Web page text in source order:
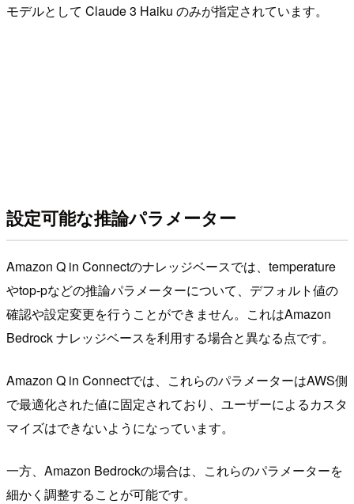
モデルとして Claude 3 Haiku のみが指定されています。
設定可能な推論パラメーター
Amazon Q in Connectのナレッジベースでは、temperature
やtop-pなどの推論パラメーターについて、デフォルト値の
確認や設定変更を行うことができません。これはAmazon
Bedrock ナレッジベースを利用する場合と異なる点です。
Amazon Q in Connectでは、これらのパラメーターはAWS側
で最適化された値に固定されており、ユーザーによるカスタ
マイズはできないようになっています。
一方、Amazon Bedrockの場合は、これらのパラメーターを
細かく調整することが可能です。